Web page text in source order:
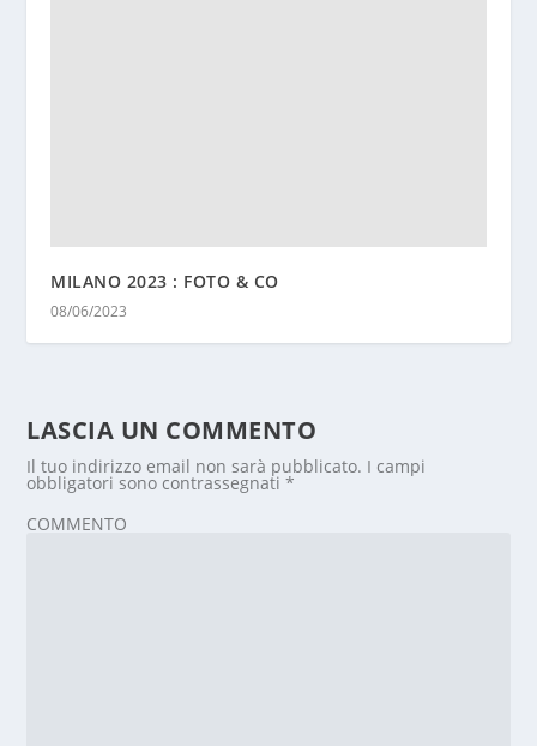
MILANO 2023 : FOTO & CO
08/06/2023
LASCIA UN COMMENTO
Il tuo indirizzo email non sarà pubblicato. I campi
obbligatori sono contrassegnati*
COMMENTO